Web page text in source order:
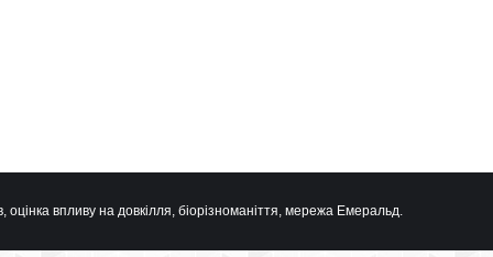
впливу на довкілля, біорізноманіття, мережа Емеральд.